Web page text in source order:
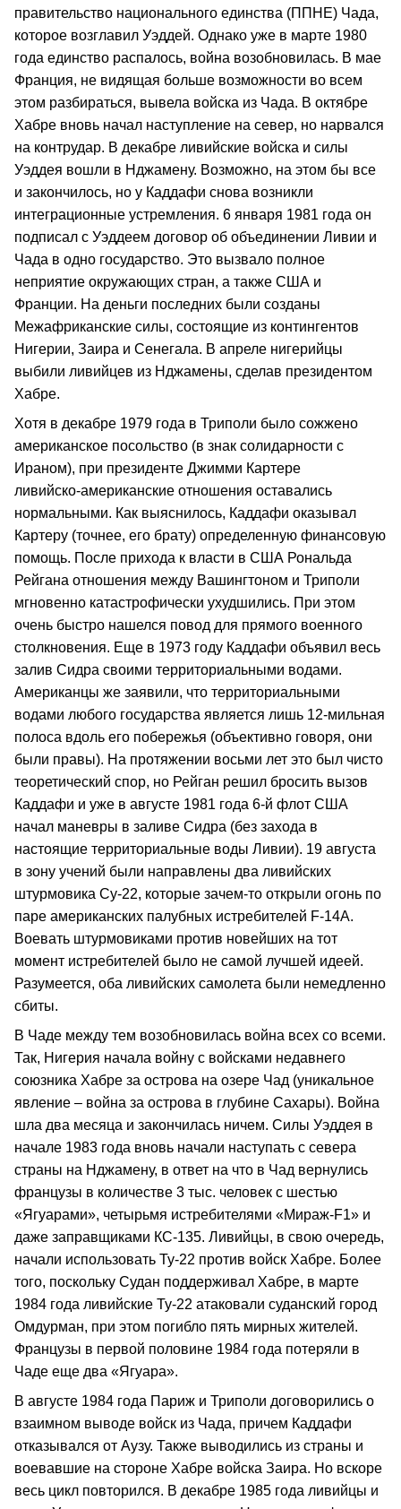
правительство национального единства (ППНЕ) Чада,
которое возглавил Уэддей. Однако уже в марте 1980
года единство распалось, война возобновилась. В мае
Франция, не видящая больше возможности во всем
этом разбираться, вывела войска из Чада. В октябре
Хабре вновь начал наступление на север, но нарвался
на контрудар. В декабре ливийские войска и силы
Уэддея вошли в Нджамену. Возможно, на этом бы все
и закончилось, но у Каддафи снова возникли
интеграционные устремления. 6 января 1981 года он
подписал с Уэддеем договор об объединении Ливии и
Чада в одно государство. Это вызвало полное
неприятие окружающих стран, а также США и
Франции. На деньги последних были созданы
Межафриканские силы, состоящие из контингентов
Нигерии, Заира и Сенегала. В апреле нигерийцы
выбили ливийцев из Нджамены, сделав президентом
Хабре.
Хотя в декабре 1979 года в Триполи было сожжено
американское посольство (в знак солидарности с
Ираном), при президенте Джимми Картере
ливийско‑американские отношения оставались
нормальными. Как выяснилось, Каддафи оказывал
Картеру (точнее, его брату) определенную финансовую
помощь. После прихода к власти в США Рональда
Рейгана отношения между Вашингтоном и Триполи
мгновенно катастрофически ухудшились. При этом
очень быстро нашелся повод для прямого военного
столкновения. Еще в 1973 году Каддафи объявил весь
залив Сидра своими территориальными водами.
Американцы же заявили, что территориальными
водами любого государства является лишь 12‑мильная
полоса вдоль его побережья (объективно говоря, они
были правы). На протяжении восьми лет это был чисто
теоретический спор, но Рейган решил бросить вызов
Каддафи и уже в августе 1981 года 6‑й флот США
начал маневры в заливе Сидра (без захода в
настоящие территориальные воды Ливии). 19 августа
в зону учений были направлены два ливийских
штурмовика Су‑22, которые зачем‑то открыли огонь по
паре американских палубных истребителей F‑14А.
Воевать штурмовиками против новейших на тот
момент истребителей было не самой лучшей идеей.
Разумеется, оба ливийских самолета были немедленно
сбиты.
В Чаде между тем возобновилась война всех со всеми.
Так, Нигерия начала войну с войсками недавнего
союзника Хабре за острова на озере Чад (уникальное
явление – война за острова в глубине Сахары). Война
шла два месяца и закончилась ничем. Силы Уэддея в
начале 1983 года вновь начали наступать с севера
страны на Нджамену, в ответ на что в Чад вернулись
французы в количестве 3 тыс. человек с шестью
«Ягуарами», четырьмя истребителями «Мираж‑F1» и
даже заправщиками КС‑135. Ливийцы, в свою очередь,
начали использовать Ту‑22 против войск Хабре. Более
того, поскольку Судан поддерживал Хабре, в марте
1984 года ливийские Ту‑22 атаковали суданский город
Омдурман, при этом погибло пять мирных жителей.
Французы в первой половине 1984 года потеряли в
Чаде еще два «Ягуара».
В августе 1984 года Париж и Триполи договорились о
взаимном выводе войск из Чада, причем Каддафи
отказывался от Аузу. Также выводились из страны и
воевавшие на стороне Хабре войска Заира. Но вскоре
весь цикл повторился. В декабре 1985 года ливийцы и